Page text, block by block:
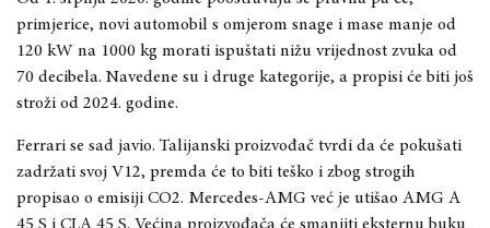
primjerice, novi automobil s omjerom snage i mase manje od
120 kW na 1000 kg morati ispuštati nižu vrijednost zvuka od
70 decibela. Navedene su i druge kategorije, a propisi će biti još
stroži od 2024. godine.
Ferrari se sad javio. Talijanski proizvođač tvrdi da će pokušati
zadržati svoj V12, premda će to biti teško i zbog strogih
propisao o emisiji CO2. Mercedes-AMG već je utišao AMG A
45 S i CLA 45 S. Većina proizvođača će smanjiti eksternu buku